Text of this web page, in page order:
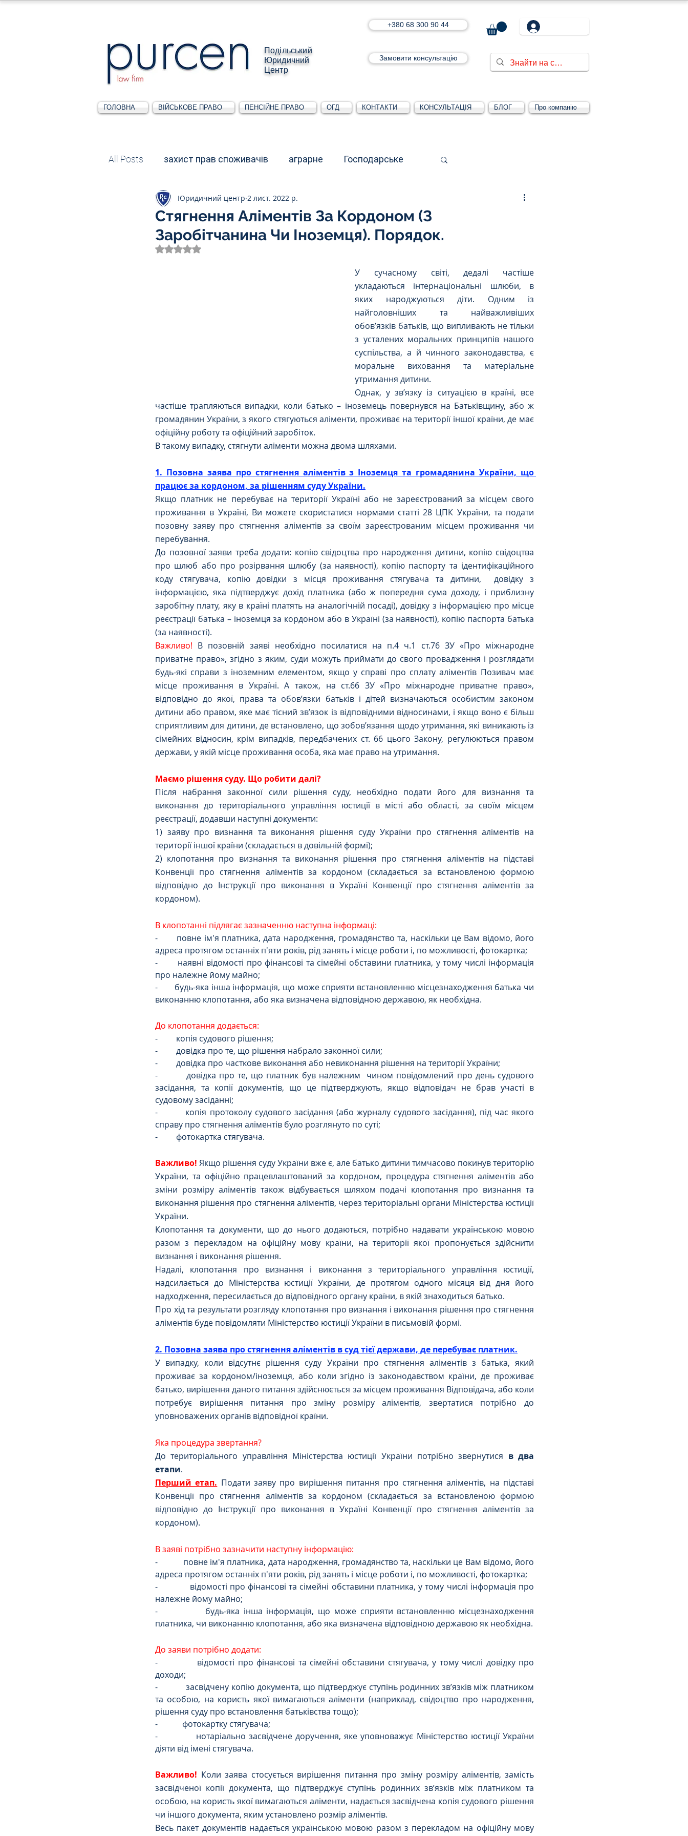
Подільський
Юридичний
Центр
+380 68 300 90 44
Замовити консультацію
ГОЛОВНА ВІЙСЬКОВЕ ПРАВО ПЕНСІЙНЕ ПРАВО ОГД КОНТАКТИ КОНСУЛЬТАЦІЯ БЛОГ Про компанію
All Posts захист прав споживачів аграрне Господарське
Податкове Адміністративне Для юридичних осіб
Трудове Земельне Інтелектуальна власність
Адміністративі порушення
Призовнику
Декларування Договір Козачук. Практика
Ліквідаторам аварії на ЧАЕС Військове право Кримінальне
Сімейне ЄСПЛ Цивільне ДТП
Стягнення Аліментів За Кордоном (З
Заробітчанина Чи Іноземця). Порядок.
Юридичний центр 2 лист. 2022 р.
Оцінка: NaN з 5 зірок.
У сучасному світі, дедалі частіше
укладаються інтернаціональні шлюби, в
яких народжуються діти. Одним із
найголовніших та найважливіших
обов’язків батьків, що випливають не тільки
з усталених моральних принципів нашого
суспільства, а й чинного законодавства, є
моральне виховання та матеріальне
утримання дитини.
Однак, у зв’язку із ситуацією в країні, все
частіше трапляються випадки, коли батько – іноземець повернувся на Батьківщину, або ж
громадянин України, з якого стягуються аліменти, проживає на території іншої країни, де має
офіційну роботу та офіційний заробіток.
В такому випадку, стягнути аліменти можна двома шляхами.
1. Позовна заява про стягнення аліментів з Іноземця та громадянина України, що
працює за кордоном, за рішенням суду України.
Якщо платник не перебуває на території Україні або не зареєстрований за місцем свого
проживання в Україні, Ви можете скористатися нормами статті 28 ЦПК України, та подати
позовну заяву про стягнення аліментів за своїм зареєстрованим місцем проживання чи
перебування.
До позовної заяви треба додати: копію свідоцтва про народження дитини, копію свідоцтва
про шлюб або про розірвання шлюбу (за наявності), копію паспорту та ідентифікаційного
коду стягувача, копію довідки з місця проживання стягувача та дитини,  довідку з
інформацією, яка підтверджує дохід платника (або ж попередня сума доходу, і приблизну
заробітну плату, яку в країні платять на аналогічній посаді), довідку з інформацією про місце
реєстрації батька – іноземця за кордоном або в Україні (за наявності), копію паспорта батька
(за наявності).
Важливо! В позовній заяві необхідно посилатися на п.4 ч.1 ст.76 ЗУ «Про міжнародне
приватне право», згідно з яким, суди можуть приймати до свого провадження і розглядати
будь-які справи з іноземним елементом, якщо у справі про сплату аліментів Позивач має
місце проживання в Україні. А також, на ст.66 ЗУ «Про міжнародне приватне право»,
відповідно до якої, права та обов’язки батьків і дітей визначаються особистим законом
дитини або правом, яке має тісний зв’язок із відповідними відносинами, і якщо воно є більш
сприятливим для дитини, де встановлено, що зобов’язання щодо утримання, які виникають із
сімейних відносин, крім випадків, передбачених ст. 66 цього Закону, регулюються правом
держави, у якій місце проживання особа, яка має право на утримання.
Маємо рішення суду. Що робити далі?
Після набрання законної сили рішення суду, необхідно подати його для визнання та
виконання до територіального управління юстиції в місті або області, за своїм місцем
реєстрації, додавши наступні документи:
1) заяву про визнання та виконання рішення суду України про стягнення аліментів на
території іншої країни (складається в довільній формі);
2) клопотання про визнання та виконання рішення про стягнення аліментів на підставі
Конвенції про стягнення аліментів за кордоном (складається за встановленою формою
відповідно до Інструкції про виконання в Україні Конвенції про стягнення аліментів за
кордоном).
В клопотанні підлягає зазначенню наступна інформаці:
-       повне ім'я платника, дата народження, громадянство та, наскільки це Вам відомо, його
адреса протягом останніх п'яти років, рід занять і місце роботи і, по можливості, фотокартка;
-       наявні відомості про фінансові та сімейні обставини платника, у тому числі інформація
про належне йому майно;
-       будь-яка інша інформація, що може сприяти встановленню місцезнаходження батька чи
виконанню клопотання, або яка визначена відповідною державою, як необхідна.
До клопотання додається:
-         копія судового рішення;
-         довідка про те, що рішення набрало законної сили;
-         довідка про часткове виконання або невиконання рішення на території України;
-         довідка про те, що платник був належним  чином повідомлений про день судового
засідання, та копії документів, що це підтверджують, якщо відповідач не брав участі в
судовому засіданні;
-         копія протоколу судового засідання (або журналу судового засідання), під час якого
справу про стягнення аліментів було розглянуто по суті;
-         фотокартка стягувача.
Важливо! Якщо рішення суду України вже є, але батько дитини тимчасово покинув територію
України, та офіційно працевлаштований за кордоном, процедура стягнення аліментів або
зміни розміру аліментів також відбувається шляхом подачі клопотання про визнання та
виконання рішення про стягнення аліментів, через територіальні органи Міністерства юстиції
України.
Клопотання та документи, що до нього додаються, потрібно надавати українською мовою
разом з перекладом на офіційну мову країни, на території якої пропонується здійснити
визнання і виконання рішення.
Надалі, клопотання про визнання і виконання з територіального управління юстиції,
надсилається до Міністерства юстиції України, де протягом одного місяця від дня його
надходження, пересилається до відповідного органу країни, в якій знаходиться батько.
Про хід та результати розгляду клопотання про визнання і виконання рішення про стягнення
аліментів буде повідомляти Міністерство юстиції України в письмовій формі.
2. Позовна заява про стягнення аліментів в суд тієї держави, де перебуває платник.
У випадку, коли відсутнє рішення суду України про стягнення аліментів з батька, який
проживає за кордоном/іноземця, або коли згідно із законодавством країни, де проживає
батько, вирішення даного питання здійснюється за місцем проживання Відповідача, або коли
потребує вирішення питання про зміну розміру аліментів, звертатися потрібно до
уповноважених органів відповідної країни.
Яка процедура звертання?
До територіального управління Міністерства юстиції України потрібно звернутися в два
етапи.
Перший етап. Подати заяву про вирішення питання про стягнення аліментів, на підставі
Конвенції про стягнення аліментів за кордоном (складається за встановленою формою
відповідно до Інструкції про виконання в Україні Конвенції про стягнення аліментів за
кордоном).
В заяві потрібно зазначити наступну інформацію:
-            повне ім'я платника, дата народження, громадянство та, наскільки це Вам відомо, його
адреса протягом останніх п'яти років, рід занять і місце роботи і, по можливості, фотокартка;
-            відомості про фінансові та сімейні обставини платника, у тому числі інформація про
належне йому майно;
-            будь-яка інша інформація, що може сприяти встановленню місцезнаходження
платника, чи виконанню клопотання, або яка визначена відповідною державою як необхідна.
До заяви потрібно додати:
-            відомості про фінансові та сімейні обставини стягувача, у тому числі довідку про
доходи;
-            засвідчену копію документа, що підтверджує ступінь родинних зв’язків між платником
та особою, на користь якої вимагаються аліменти (наприклад, свідоцтво про народження,
рішення суду про встановлення батьківства тощо);
-            фотокартку стягувача;
-            нотаріально засвідчене доручення, яке уповноважує Міністерство юстиції України
діяти від імені стягувача.
Важливо! Коли заява стосується вирішення питання про зміну розміру аліментів, замість
засвідченої копії документа, що підтверджує ступінь родинних зв’язків між платником та
особою, на користь якої вимагаються аліменти, надається засвідчена копія судового рішення
чи іншого документа, яким установлено розмір аліментів.
Весь пакет документів надається українською мовою разом з перекладом на офіційну мову